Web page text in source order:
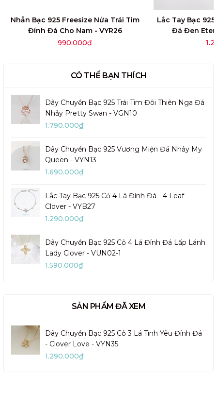
Nhẫn Bạc 925 Freesize Nửa Trái Tim
Đính Đá Cho Nam - VYR26
990.000₫
Lắc Tay Bạc
Đá Đen
CÓ THỂ BẠN THÍCH
Dây Chuyền Bạc 925 Trái Tim Đôi Thiên Nga Đá
Nhảy Pretty Swan - VGN10
1.790.000₫
Dây Chuyền Bạc 925 Vương Miện Đá Nhảy My
Queen - VYN13
1.690.000₫
Lắc Tay Bạc 925 Cỏ 4 Lá Đính Đá - 4 Leaf
Clover - VYB27
1.290.000₫
Dây Chuyền Bạc 925 Cỏ 4 Lá Đính Đá Lấp Lánh
Lady Clover - VUN02-1
1.590.000₫
SẢN PHẨM ĐÃ XEM
Dây Chuyền Bạc 925 Cỏ 3 Lá Tình Yêu Đính Đá
- Clover Love - VYN35
1.290.000₫